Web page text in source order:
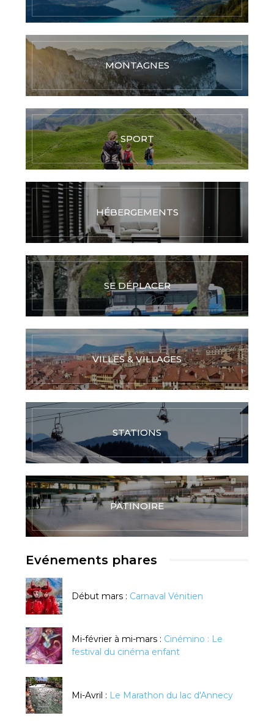
MONTAGNES
SPORT
HÉBERGEMENTS
SE DÉPLACER
VILLES & VILLAGES
STATIONS
PATINOIRE
Evénements phares
Début mars : Carnaval Vénitien
Mi-février à mi-mars : Cinémino : Le
festival du cinéma enfant
Mi-Avril : Le Marathon du lac d'Annecy